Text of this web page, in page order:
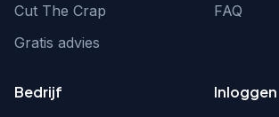
Cut The Crap
Gratis advies
FAQ
Bedrijf Inloggen